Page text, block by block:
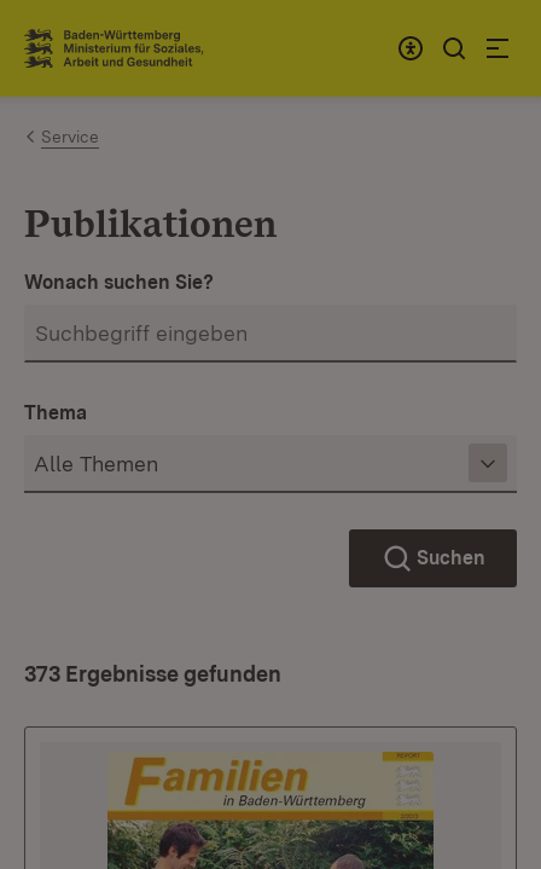
Zum Inhalt springen
Link zur Startseite
Service
Publikationen
Wonach suchen Sie?
Thema
Suchen
373 Ergebnisse gefunden